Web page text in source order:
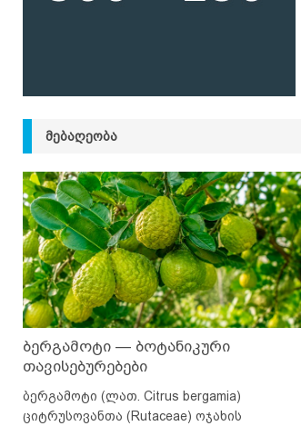
ᲛᲔᲑᲐᲦᲔᲝᲑᲐ
ბერგამოტი — ბოტანიკური
თავისებურებები
ბერგამოტი (ლათ. Citrus bergamia)
ციტრუსოვანთა (Rutaceae) ოჯახის